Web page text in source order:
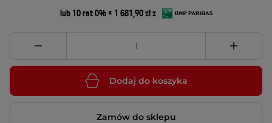
lub 10 rat 0% × 1 681,90 zł z
Dodaj do koszyka
Zamów do sklepu